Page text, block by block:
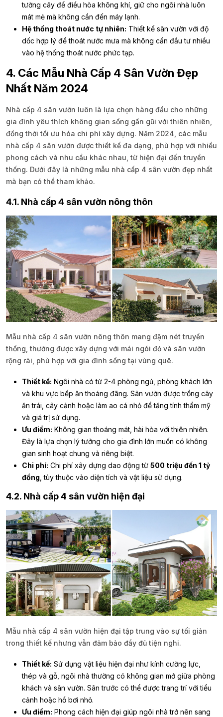
tường cây để điều hòa không khí, giữ cho ngôi nhà luôn
mát mẻ mà không cần đến máy lạnh.
Hệ thống thoát nước tự nhiên: Thiết kế sân vườn với độ
dốc hợp lý để thoát nước mưa mà không cần đầu tư nhiều
vào hệ thống thoát nước phức tạp.
4. Các Mẫu Nhà Cấp 4 Sân Vườn Đẹp
Nhất Năm 2024
Nhà cấp 4 sân vườn luôn là lựa chọn hàng đầu cho những
gia đình yêu thích không gian sống gần gũi với thiên nhiên,
đồng thời tối ưu hóa chi phí xây dựng. Năm 2024, các mẫu
nhà cấp 4 sân vườn được thiết kế đa dạng, phù hợp với nhiều
phong cách và nhu cầu khác nhau, từ hiện đại đến truyền
thống. Dưới đây là những mẫu nhà cấp 4 sân vườn đẹp nhất
mà bạn có thể tham khảo.
4.1. Nhà cấp 4 sân vườn nông thôn
Mẫu nhà cấp 4 sân vườn nông thôn mang đậm nét truyền
thống, thường được xây dựng với mái ngói đỏ và sân vườn
rộng rãi, phù hợp với gia đình sống tại vùng quê.
Thiết kế: Ngôi nhà có từ 2-4 phòng ngủ, phòng khách lớn
và khu vực bếp ăn thoáng đãng. Sân vườn được trồng cây
ăn trái, cây cảnh hoặc làm ao cá nhỏ để tăng tính thẩm mỹ
và giá trị sử dụng.
Ưu điểm: Không gian thoáng mát, hài hòa với thiên nhiên.
Đây là lựa chọn lý tưởng cho gia đình lớn muốn có không
gian sinh hoạt chung và riêng biệt.
Chi phí: Chi phí xây dựng dao động từ 500 triệu đến 1 tỷ
đồng , tùy thuộc vào diện tích và vật liệu sử dụng.
4.2. Nhà cấp 4 sân vườn hiện đại
Mẫu nhà cấp 4 sân vườn hiện đại tập trung vào sự tối giản
trong thiết kế nhưng vẫn đảm bảo đầy đủ tiện nghi.
Thiết kế: Sử dụng vật liệu hiện đại như kính cường lực,
thép và gỗ, ngôi nhà thường có không gian mở giữa phòng
khách và sân vườn. Sân trước có thể được trang trí với tiểu
cảnh hoặc hồ bơi nhỏ.
Ưu điểm: Phong cách hiện đại giúp ngôi nhà trở nên sang